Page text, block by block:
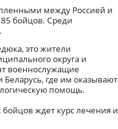
пленными между Россией и
бойцов. Среди
это жители
округа и
военнослужащие
Беларусь, где им оказывают
помощь.
ждет курс лечения и